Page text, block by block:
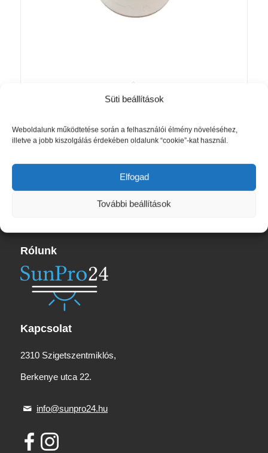
Süti beállítások
Weboldalunk működtetése során a felhasználói élmény növeléséhez,
illetve a jobb kiszolgálás érdekében oldalunk “cookie”-kat használ.
Elfogad
További beállítások
Slim line 2 soros alu karnis
790Ft
Original
price
475FtCurrent
price
Rólunk
Kapcsolat
2310 Szigetszentmiklós,
Berkenye utca 22.
info@sunpro24.hu